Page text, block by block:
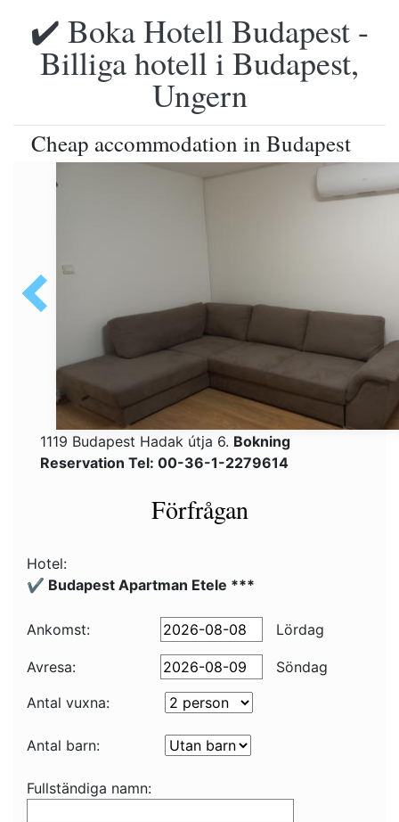
✔️ Boka Hotell Budapest -
Billiga hotell i Budapest,
Ungern
Cheap accommodation in Budapest
1119 Budapest Hadak útja 6. Bokning
Reservation Tel: 00-36-1-2279614
Förfrågan
Hotel:
✔️ Budapest Apartman Etele ***
Ankomst: Lördag
Avresa:
Söndag
Antal vuxna:
Antal barn:
Fullständiga namn: